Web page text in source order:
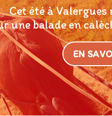
Cet été à
une balade en
EN